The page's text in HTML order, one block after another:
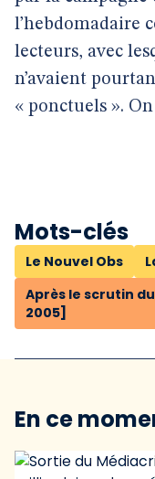
l’hebdomadaire
lecteurs, avec
n’avaient
« ponctuels ».
Mots-clés
Le Nouvel Obs
Après le scrutin
2005]
En ce